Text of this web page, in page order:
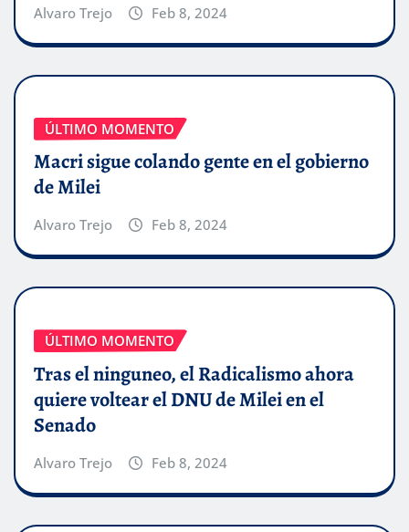
Alvaro Trejo Feb 8, 2024
ÚLTIMO MOMENTO
Macri sigue colando gente en el gobierno
de Milei
Alvaro Trejo Feb 8, 2024
ÚLTIMO MOMENTO
Tras el ninguneo, el Radicalismo ahora
quiere voltear el DNU de Milei en el
Senado
Alvaro Trejo Feb 8, 2024